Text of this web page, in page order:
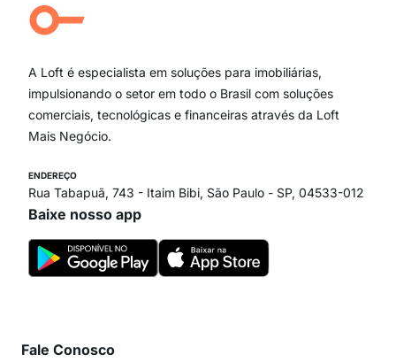
Campo Belo
Ipiranga
Paraíso
Itaim Bibi
A Loft é especialista em soluções para imobiliárias,
impulsionando o setor em todo o Brasil com soluções
comerciais, tecnológicas e financeiras através da Loft
Mais Negócio.
ENDEREÇO
Rua Tabapuã, 743 - Itaim Bibi, São Paulo - SP, 04533-012
Baixe nosso app
Fale Conosco